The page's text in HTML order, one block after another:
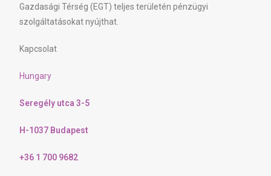
Gazdasági Térség (EGT) teljes területén pénzügyi
szolgáltatásokat nyújthat.
Kapcsolat
Hungary
Seregély utca 3-5
H-1037 Budapest
+36 1 700 9682